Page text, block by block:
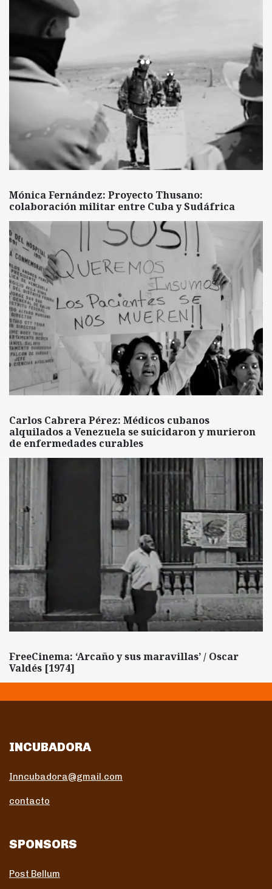
Mónica Fernández: Proyecto Thusano:
colaboración militar entre Cuba y Sudáfrica
Carlos Cabrera Pérez: Médicos cubanos
alquilados a Venezuela se suicidaron y murieron
de enfermedades curables
FreeCinema: ‘Arcaño y sus maravillas’ / Oscar
Valdés [1974]
INCUBADORA
Inncubadora@gmail.com
contacto
SPONSORS
Post Bellum